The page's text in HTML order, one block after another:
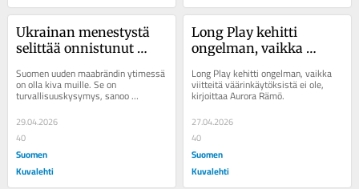
Ukrainan menestystä
selittää onnistunut
professori: kannattaa
toimia kuin kidnapattu
Suomen uuden maabrändin ytimessä
on olla kiva muille. Se on
turvallisuuskysymys, sanoo
julkisuusdiplomatian professori.
29.04.2026
40
Suomen
Kuvalehti
Long Play kehitti
ongelman, vaikka
väärinkäytöksistä ei ole
Long Play kehitti ongelman, vaikka
viitteitä väärinkäytöksistä ei ole,
kirjoittaa Aurora Rämö.
27.04.2026
40
Suomen
Kuvalehti